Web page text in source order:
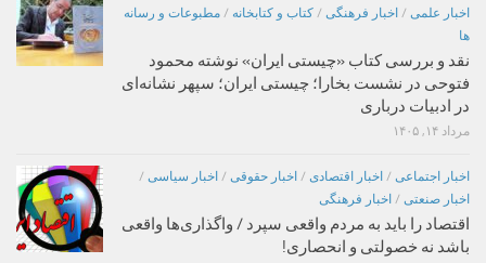
اخبار علمی / اخبار فرهنگی / کتاب و کتابخانه / مطبوعات و رسانه
ها
نقد و بررسی کتاب «چیستی ایران» نوشته محمود
فتوحی در نشست بخارا؛ چیستی ایران؛ سپهر نشانه‌ای
در ادبیات درباری
مرداد ۱۴, ۱۴۰۵
اخبار اجتماعی / اخبار اقتصادی / اخبار حقوقی / اخبار سیاسی /
اخبار صنعتی / اخبار فرهنگی
اقتصاد را باید به مردم واقعی سپرد / واگذاری‌ها واقعی
باشد نه خصولتی و انحصاری!